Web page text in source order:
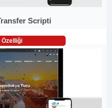
Scripti
Özelliği